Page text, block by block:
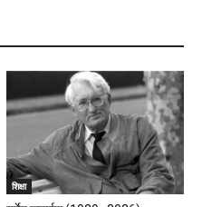
शिक्षा